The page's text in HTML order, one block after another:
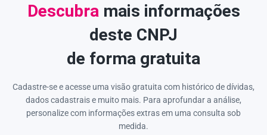
Descubra mais informações
deste CNPJ
de forma gratuita
Cadastre-se e acesse uma visão gratuita com histórico de dívidas,
dados cadastrais e muito mais. Para aprofundar a análise,
personalize com informações extras em uma consulta sob
medida.